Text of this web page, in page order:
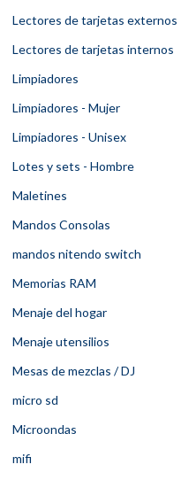
Lectores de tarjetas externos
Lectores de tarjetas internos
Limpiadores
Limpiadores - Mujer
Limpiadores - Unisex
Lotes y sets - Hombre
Maletines
Mandos Consolas
mandos nitendo switch
Memorias RAM
Menaje del hogar
Menaje utensilios
Mesas de mezclas / DJ
micro sd
Microondas
mifi